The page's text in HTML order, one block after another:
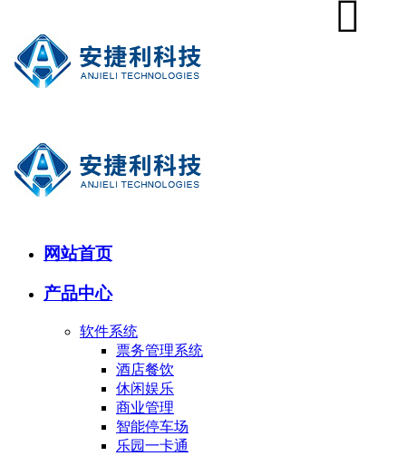
网站首页
产品中心
软件系统
票务管理系统
酒店餐饮
休闲娱乐
商业管理
智能停车场
乐园一卡通